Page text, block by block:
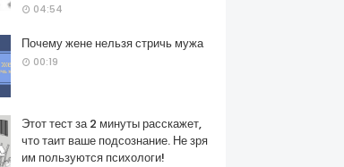
04:54
Почему жене нельзя стричь мужа
00:19
Этот тест за 2 минуты расскажет,
что таит ваше подсознание. Не зря
им пользуются психологи!